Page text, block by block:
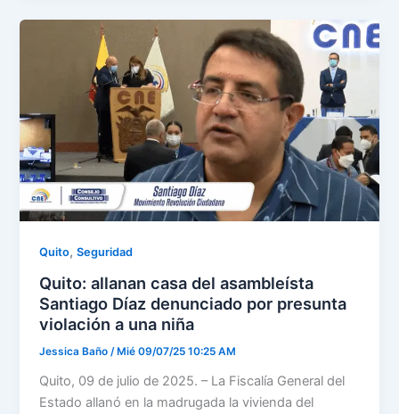
Quito,Seguridad
Quito: allanan casa del asambleísta
Santiago Díaz denunciado por presunta
violación a una niña
Jessica Baño/Mié 09/07/25 10:25 AM
Quito, 09 de julio de 2025. – La Fiscalía General del
Estado allanó en la madrugada la vivienda del